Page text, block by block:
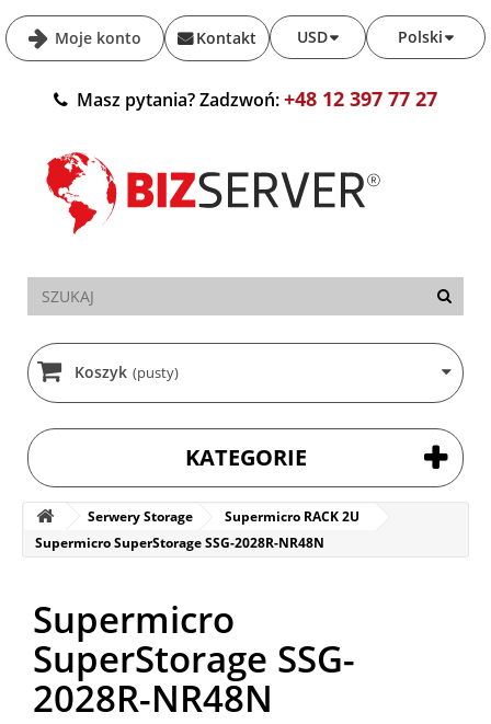
Moje konto Polski
USD
Kontakt
Masz pytania? Zadzwoń:+48 12 397 77 27
Koszyk (pusty)
KATEGORIE
Serwery Storage
Supermicro RACK 2U
Supermicro SuperStorage SSG-2028R-NR48N
Supermicro
SuperStorage SSG-
2028R-NR48N